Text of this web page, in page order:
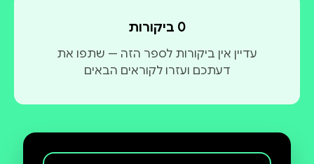
0 ביקורות
עדיין אין ביקורות לספר הזה — שתפו את
דעתכם ועזרו לקוראים הבאים